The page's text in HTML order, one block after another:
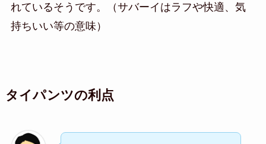
れているそうです。（サバーイはラフや快適、気
持ちいい等の意味）
タイパンツの利点